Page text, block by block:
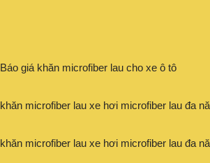
Báo giá khăn microfiber lau cho xe ô tô
khăn microfiber lau xe hơi microfiber lau đa
khăn microfiber lau xe hơi microfiber lau đa